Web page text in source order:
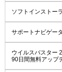
ソフトインストーラ
サポートナビゲー
ウイルスバスター
90日間無料アップ